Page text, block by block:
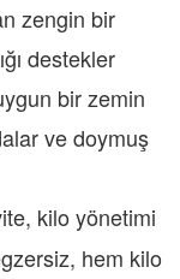
zengin bir
destekler
bir zemin
ve doymuş
kilo yönetimi
hem kilo